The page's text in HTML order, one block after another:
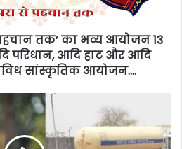
तक’ का भव्य आयोजन 13
परिधान, आदि हाट और आदि
सांस्कृतिक आयोजन….